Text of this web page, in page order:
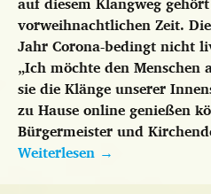
vorweihnachtlichen Zeit.
Jahr Corona-bedingt nicht
„Ich möchte den Menschen
sie die Klänge unserer
zu Hause online genießen
Bürgermeister und
Weiterlesen →